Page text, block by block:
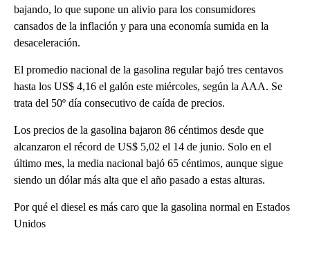
bajando, lo que supone un alivio para los consumidores
cansados de la inflación y para una economía sumida en la
desaceleración.
El promedio nacional de la gasolina regular bajó tres centavos
hasta los US$ 4,16 el galón este miércoles, según la AAA. Se
trata del 50º día consecutivo de caída de precios.
Los precios de la gasolina bajaron 86 céntimos desde que
alcanzaron el récord de US$ 5,02 el 14 de junio. Solo en el
último mes, la media nacional bajó 65 céntimos, aunque sigue
siendo un dólar más alta que el año pasado a estas alturas.
Por qué el diesel es más caro que la gasolina normal en Estados
Unidos